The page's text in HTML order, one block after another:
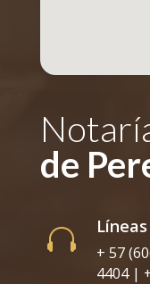
de

+ 57
4404 |